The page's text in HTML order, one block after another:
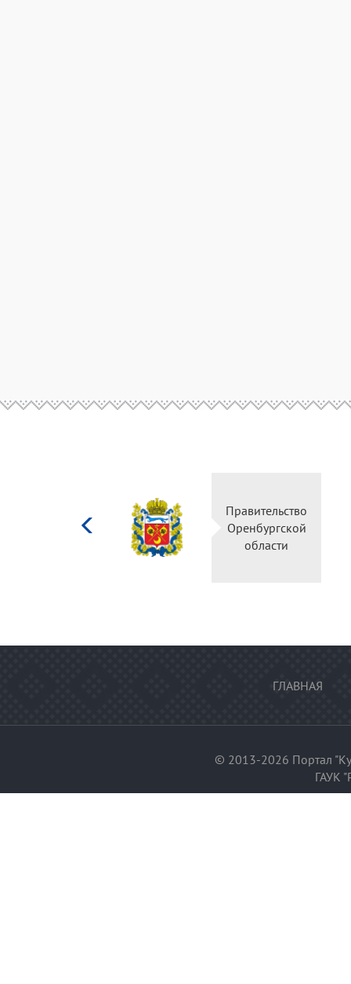
Министерство
культуры
Российской
федерации
ГЛАВНАЯ
© 2013-2026 Портал
ГАУК